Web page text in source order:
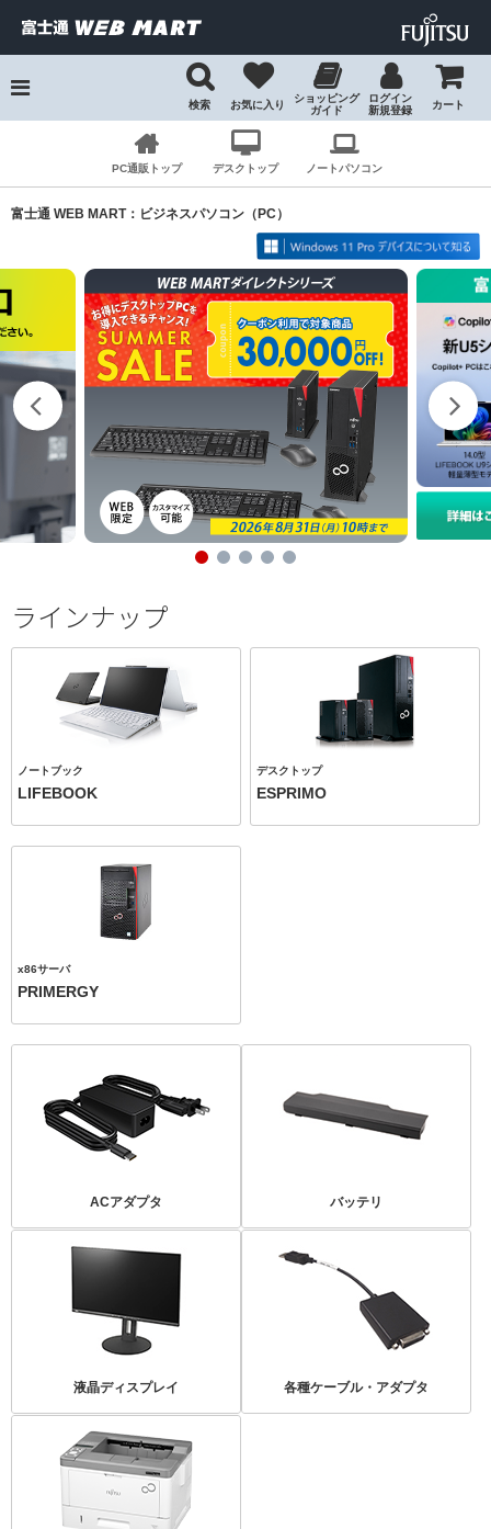
検索 お気に入り
ショッピング
ガイド
ログイン
新規登録
カート
PC通販トップ
デスクトップ ノートパソコン
富士通 WEB MART：ビジネスパソコン（PC）
ラインナップ
ノートブック
LIFEBOOK
デスクトップ
ESPRIMO
x86サーバ
PRIMERGY
ACアダプタ バッテリ
液晶ディスプレイ 各種ケーブル・アダプタ